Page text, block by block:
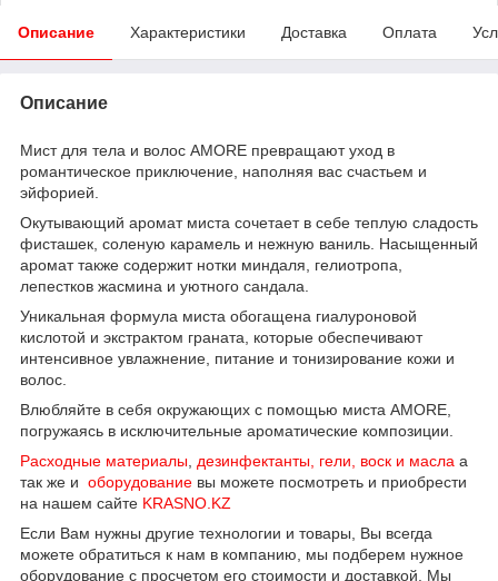
Описание Характеристики Доставка Оплата
Описание
Мист для тела и волос AMORE превращают уход в
романтическое приключение, наполняя вас счастьем и
эйфорией.
Окутывающий аромат миста сочетает в себе теплую сладость
фисташек, соленую карамель и нежную ваниль. Насыщенный
аромат также содержит нотки миндаля, гелиотропа,
лепестков жасмина и уютного сандала.
Уникальная формула миста обогащена гиалуроновой
кислотой и экстрактом граната, которые обеспечивают
интенсивное увлажнение, питание и тонизирование кожи и
волос.
Влюбляйте в себя окружающих с помощью миста AMORE,
погружаясь в исключительные ароматические композиции.
Расходные материалы дезинфектанты, гели, воск и масла а
так же и оборудование вы можете посмотреть и приобрести
на нашем сайте KRASNO.KZ
Если Вам нужны другие технологии и товары, Вы всегда
можете обратиться к нам в компанию, мы подберем нужное
оборудование с просчетом его стоимости и доставкой. Мы